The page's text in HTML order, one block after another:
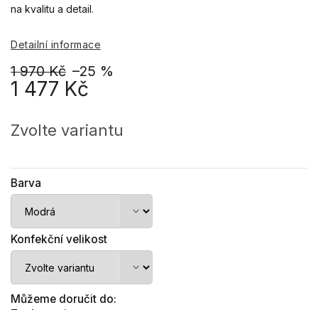
1 970 Kč –25 %
1 477 Kč
cena:
Zvolte variantu
Barva
Konfekční velikost
Můžeme doručit do:
na kvalitu a detail.
Detailní informace